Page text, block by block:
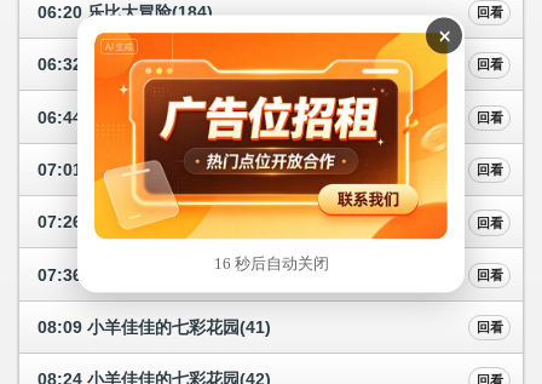
06:20 乐比大冒险(184) 回看
06:32 乐比大冒险(185) 回看
06:44 乐比大冒险(186) 回看
07:01 青海新闻联播 回看
07:26 今日青海 回看
07:36 纪录时间 回看
08:09 小羊佳佳的七彩花园(41) 回看
08:24 小羊佳佳的七彩花园(42) 回看
×
16 秒后自动关闭